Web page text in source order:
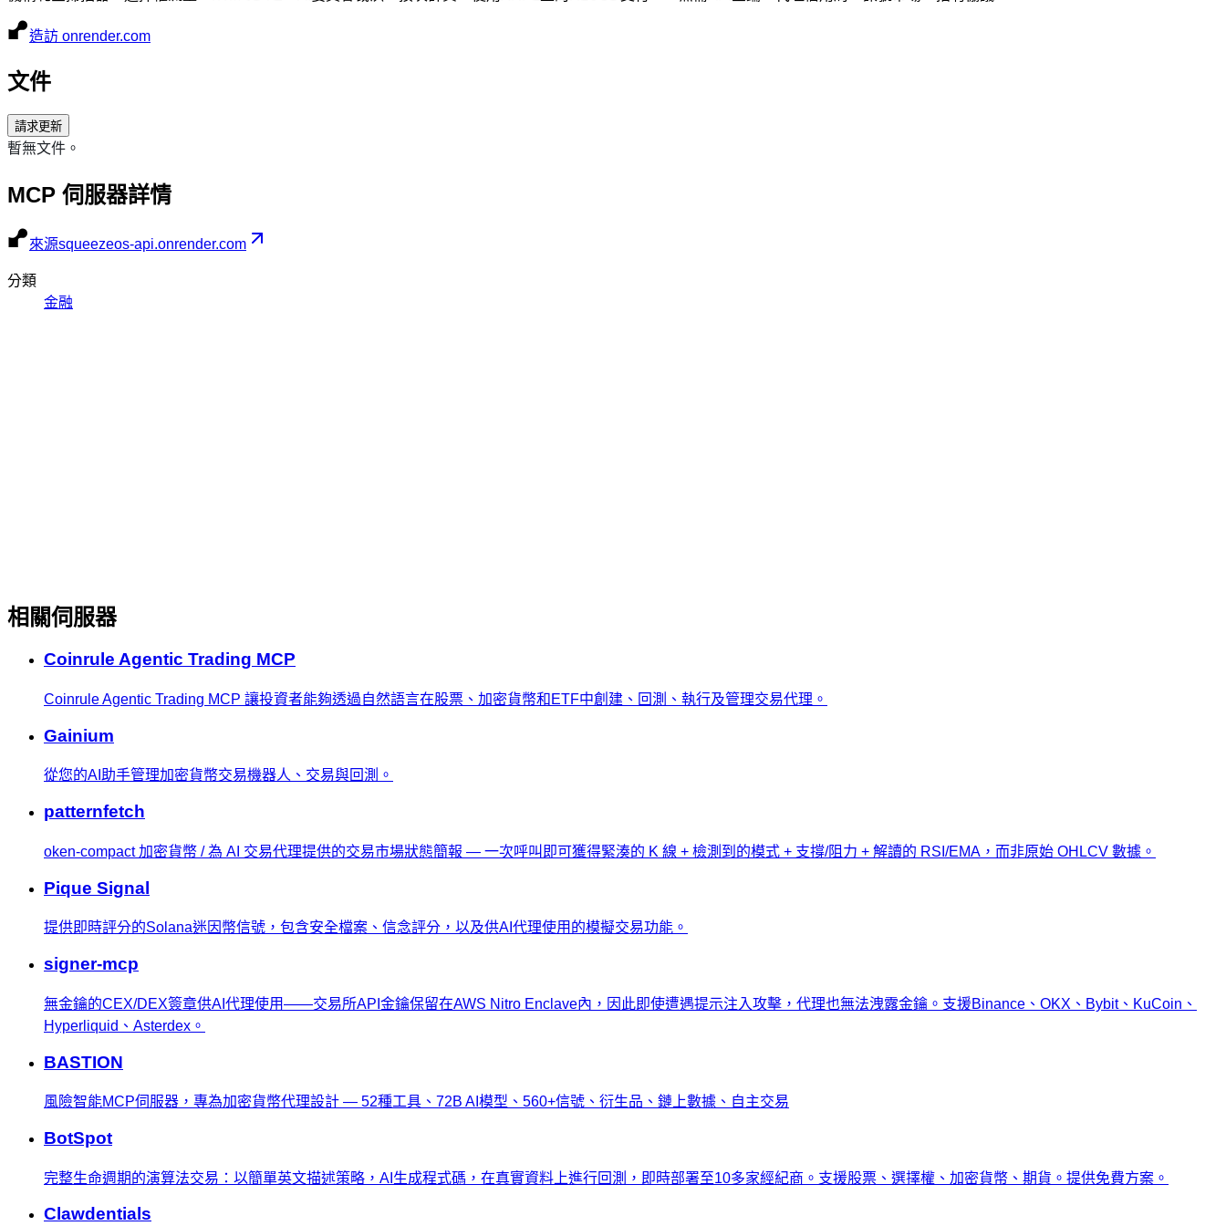
造訪 onrender.com
文件
請求更新
暫無文件。
MCP 伺服器詳情
來源squeezeos-api.onrender.com
分類
金融
相關伺服器
Coinrule Agentic Trading MCP
Coinrule Agentic Trading MCP 讓投資者能夠透過自然語言在股票、加密貨幣和ETF中創建、回測、執行及管理交易代理。
Gainium
從您的AI助手管理加密貨幣交易機器人、交易與回測。
patternfetch
oken-compact 加密貨幣 / 為 AI 交易代理提供的交易市場狀態簡報 — 一次呼叫即可獲得緊湊的 K 線 + 檢測到的模式 + 支撐/阻力 + 解讀的 RSI/EMA，而非原始 OHLCV 數據。
Pique Signal
提供即時評分的Solana迷因幣信號，包含安全檔案、信念評分，以及供AI代理使用的模擬交易功能。
signer-mcp
無金鑰的CEX/DEX簽章供AI代理使用——交易所API金鑰保留在AWS Nitro Enclave內，因此即使遭遇提示注入攻擊，代理也無法洩露金鑰。支援Binance、OKX、Bybit、KuCoin、
Hyperliquid、Asterdex。
BASTION
風險智能MCP伺服器，專為加密貨幣代理設計 — 52種工具、72B AI模型、560+信號、衍生品、鏈上數據、自主交易
BotSpot
完整生命週期的演算法交易：以簡單英文描述策略，AI生成程式碼，在真實資料上進行回測，即時部署至10多家經紀商。支援股票、選擇權、加密貨幣、期貨。提供免費方案。
Clawdentials